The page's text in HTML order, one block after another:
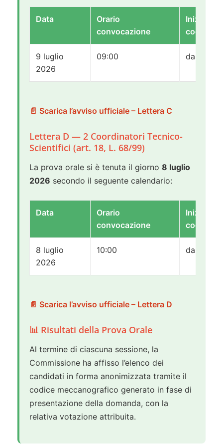
Data
Orario
convocazione
Iniziali
cognomi
9 luglio
2026
09:00 da C a B
📄 Scarica l’avviso ufficiale – Lettera C
Lettera D — 2 Coordinatori Tecnico-
Scientifici (art. 18, L. 68/99)
La prova orale si è tenuta il giorno 8 luglio
2026 secondo il seguente calendario:
Data
Orario
convocazione
Iniziali
cognomi
8 luglio
2026
10:00 da C a B
📄 Scarica l’avviso ufficiale – Lettera D
📊 Risultati della Prova Orale
Al termine di ciascuna sessione, la
Commissione ha affisso l’elenco dei
candidati in forma anonimizzata tramite il
codice meccanografico generato in fase di
presentazione della domanda, con la
relativa votazione attribuita.